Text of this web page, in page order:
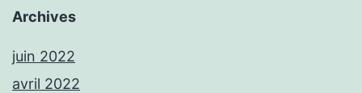
Archives
juin 2022
avril 2022